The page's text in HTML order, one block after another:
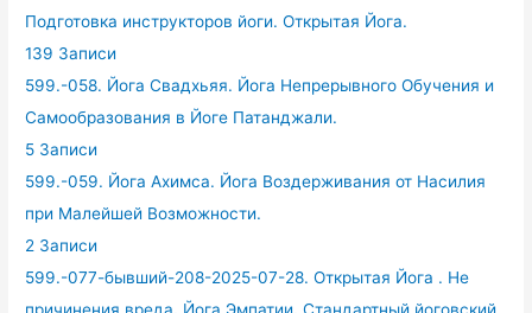
Подготовка инструкторов йоги. Открытая Йога.
139 Записи
599.-058. Йога Свадхьяя. Йога Непрерывного Обучения и
Самообразования в Йоге Патанджали.
5 Записи
599.-059. Йога Ахимса. Йога Воздерживания от Насилия
при Малейшей Возможности.
2 Записи
599.-077-бывший-208-2025-07-28. Открытая Йога . Не
причинения вреда. Йога Эмпатии. Стандартный йоговский